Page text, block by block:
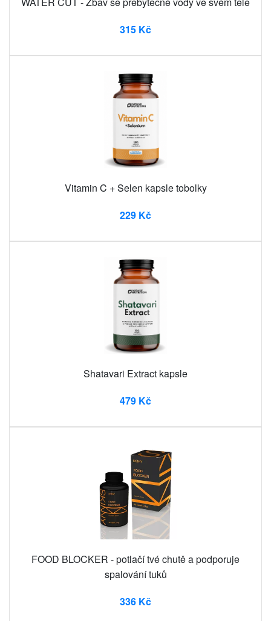
315 Kč
Vitamin C + Selen kapsle tobolky
229 Kč
Shatavari Extract kapsle
479 Kč
FOOD BLOCKER - potlačí tvé chutě a podporuje
spalování tuků
336 Kč